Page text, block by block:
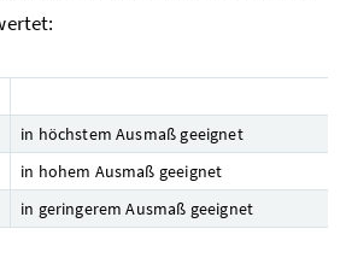
in höchstem Ausmaß geeignet
in hohem Ausmaß geeignet
in geringerem Ausmaß geeignet